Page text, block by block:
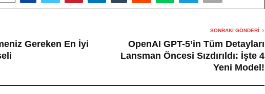
Gereken En İyi
SONRAKI GÖNDERI
OpenAI GPT-5’in Tüm Detayları
Lansman Öncesi Sızdırıldı: İşte 4
Yeni Model!